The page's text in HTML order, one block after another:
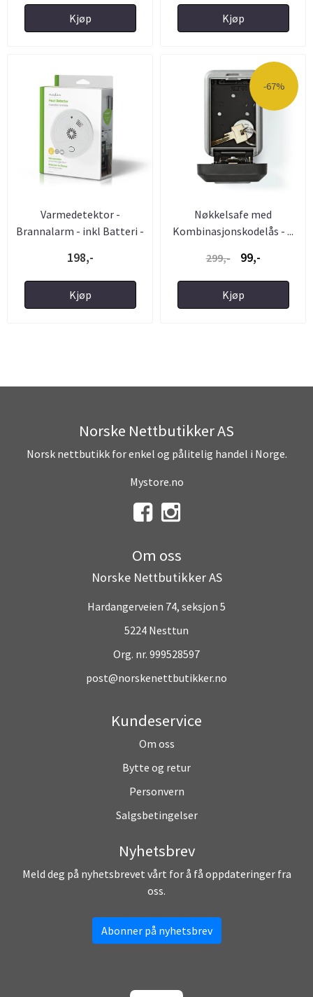
Kjøp Kjøp
Varmedetektor -
Brannalarm - inkl Batteri -
198,-
Kjøp
-67%
Nøkkelsafe med
Kombinasjonskodelås - ...
299,-
99,-
Kjøp
Norske Nettbutikker AS
Norsk nettbutikk for enkel og pålitelig handel i Norge.
Mystore.no
Om oss
Norske Nettbutikker AS
Hardangerveien 74, seksjon 5
5224 Nesttun
Org. nr. 999528597
post@norskenettbutikker.no
Kundeservice
Om oss
Bytte og retur
Personvern
Salgsbetingelser
Nyhetsbrev
Meld deg på nyhetsbrevet vårt for å få oppdateringer fra
oss.
Abonner på nyhetsbrev